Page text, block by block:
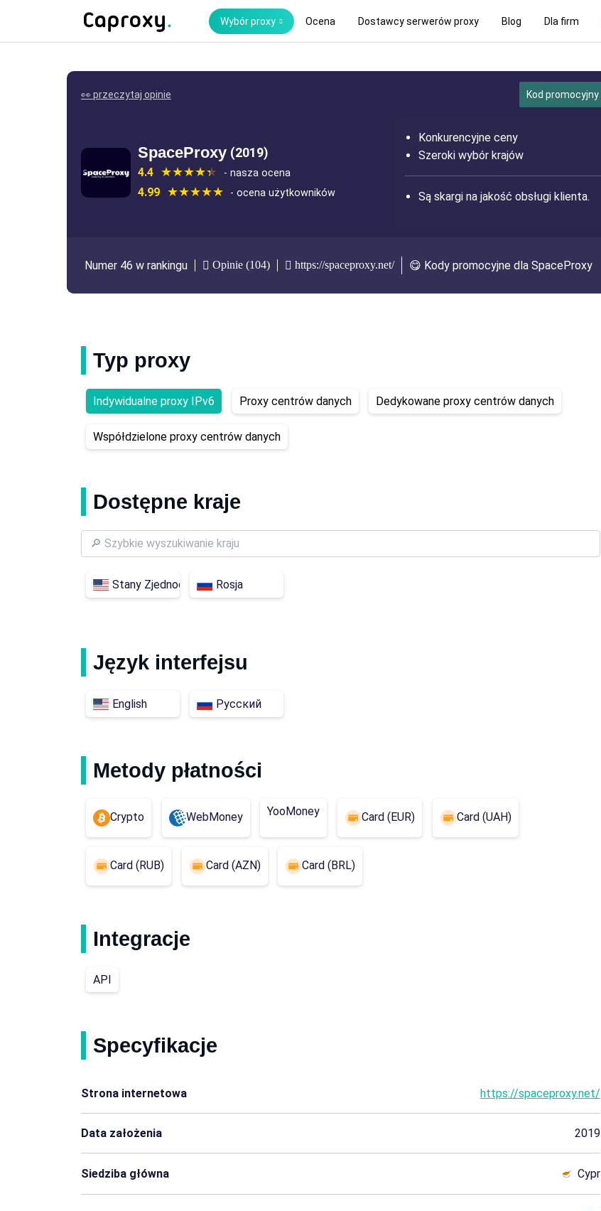
Wybór proxy Ocena Dostawcy serwerów proxy Blog Dla firm
👀 przeczytaj opinie Kod promocyjny
SpaceProxy (2019)
4.4 - nasza ocena
4.99 - ocena użytkowników
Konkurencyjne ceny
Szeroki wybór krajów
Są skargi na jakość obsługi klienta.
Numer 46 w rankingu Opinie (104) https://spaceproxy.net/ 😋 Kody promocyjne dla SpaceProxy
Typ proxy
Indywidualne proxy IPv6 Proxy centrów danych Dedykowane proxy centrów danych
Współdzielone proxy centrów danych
Dostępne kraje
Stany Zjednoczone Rosja
Język interfejsu
English Русский
Metody płatności
Crypto WebMoney YooMoney Card (EUR) Card (UAH)
Card (RUB) Card (AZN) Card (BRL)
Integracje
API
Specyfikacje
Strona internetowa https://spaceproxy.net/
Data założenia 2019
Siedziba główna Cypr